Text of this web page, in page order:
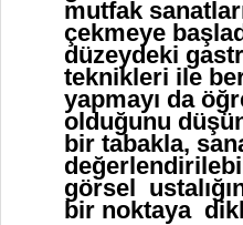
mutfak
çekmeye
düzeydeki
teknikleri ile
yapmayı da
olduğunu
bir tabakla,
görsel
bir noktaya